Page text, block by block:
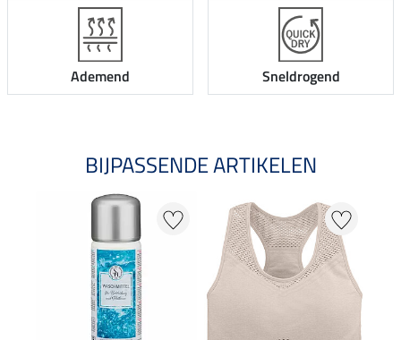
Ademend Sneldrogend
BIJPASSENDE ARTIKELEN